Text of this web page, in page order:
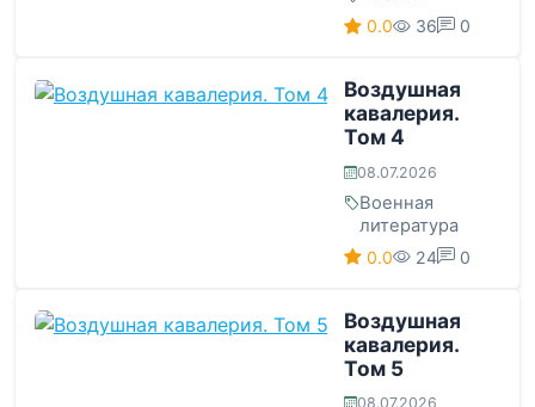
0.0 36 0
Воздушная
кавалерия.
Том 4
08.07.2026
Военная
литература
0.0 24 0
Воздушная
кавалерия.
Том 5
08.07.2026